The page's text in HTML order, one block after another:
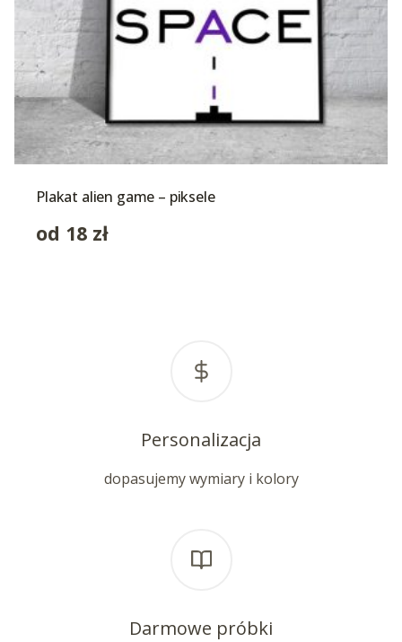
Plakat alien game – piksele
od 18 zł
Personalizacja
dopasujemy wymiary i kolory
Darmowe próbki